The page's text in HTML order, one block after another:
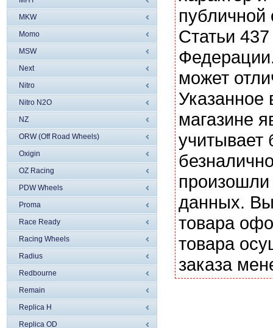
MKW
Momo
MSW
Next
Nitro
Nitro N2O
NZ
ORW (Off Road Wheels)
Oxigin
OZ Racing
PDW Wheels
Proma
Race Ready
Racing Wheels
Radius
Redbourne
Remain
Replica H
Replica OD
Статьи
может
магазине
учитывает
данных. Вы
товара
товара
заказа